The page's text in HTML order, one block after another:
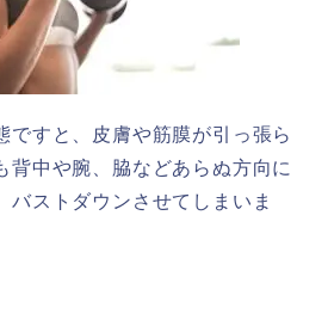
ですと、皮膚や筋膜が引っ張ら
背中や腕、脇などあらぬ方向に
バストダウンさせてしまいま